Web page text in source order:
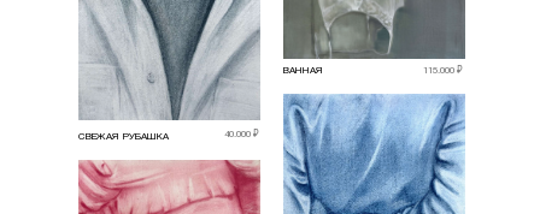
ВАННАЯ 115.000 ₽
СВЕЖАЯ РУБАШКА 40.000 ₽